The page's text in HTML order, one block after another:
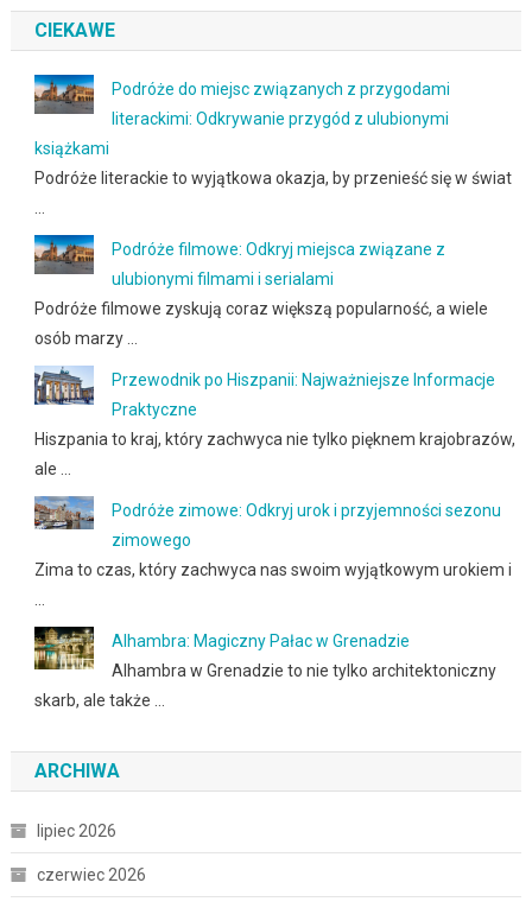
CIEKAWE
Podróże do miejsc związanych z przygodami
literackimi: Odkrywanie przygód z ulubionymi
książkami
Podróże literackie to wyjątkowa okazja, by przenieść się w świat
Podróże filmowe: Odkryj miejsca związane z
ulubionymi filmami i serialami
Podróże filmowe zyskują coraz większą popularność, a wiele
osób marzy …
Przewodnik po Hiszpanii: Najważniejsze Informacje
Praktyczne
Hiszpania to kraj, który zachwyca nie tylko pięknem krajobrazów,
ale …
Podróże zimowe: Odkryj urok i przyjemności sezonu
zimowego
Zima to czas, który zachwyca nas swoim wyjątkowym urokiem i
Alhambra: Magiczny Pałac w Grenadzie
Alhambra w Grenadzie to nie tylko architektoniczny
skarb, ale także …
ARCHIWA
lipiec 2026
czerwiec 2026